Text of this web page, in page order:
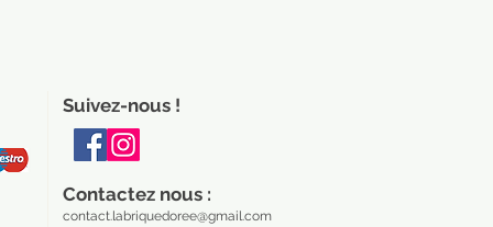
Suivez-nous !
Contactez nous :
contact.labriquedoree@gmail.com